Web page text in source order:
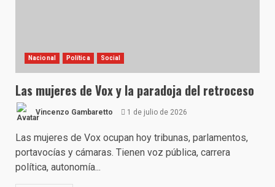
Nacional Política Social
Las mujeres de Vox y la paradoja del retroceso
Vincenzo Gambaretto 1 de julio de 2026
Las mujeres de Vox ocupan hoy tribunas, parlamentos,
portavocías y cámaras. Tienen voz pública, carrera
política, autonomía...